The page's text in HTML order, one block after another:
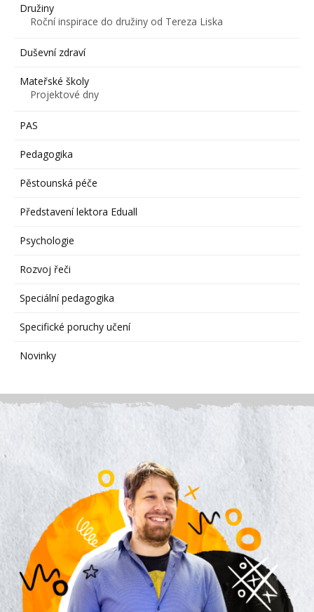
Družiny
Roční inspirace do družiny od Tereza Liska
Duševní zdraví
Mateřské školy
Projektové dny
PAS
Pedagogika
Pěstounská péče
Představení lektora Eduall
Psychologie
Rozvoj řeči
Speciální pedagogika
Specifické poruchy učení
Novinky